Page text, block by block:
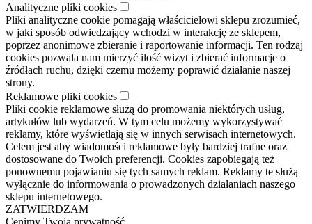
Analityczne pliki cookies
Pliki analityczne cookie pomagają właścicielowi sklepu zrozumieć,
w jaki sposób odwiedzający wchodzi w interakcję ze sklepem,
poprzez anonimowe zbieranie i raportowanie informacji. Ten rodzaj
cookies pozwala nam mierzyć ilość wizyt i zbierać informacje o
źródłach ruchu, dzięki czemu możemy poprawić działanie naszej
strony.
Reklamowe pliki cookies
Pliki cookie reklamowe służą do promowania niektórych usług,
artykułów lub wydarzeń. W tym celu możemy wykorzystywać
reklamy, które wyświetlają się w innych serwisach internetowych.
Celem jest aby wiadomości reklamowe były bardziej trafne oraz
dostosowane do Twoich preferencji. Cookies zapobiegają też
ponownemu pojawianiu się tych samych reklam. Reklamy te służą
wyłącznie do informowania o prowadzonych działaniach naszego
sklepu internetowego.
ZATWIERDZAM
Cenimy Twoją prywatność